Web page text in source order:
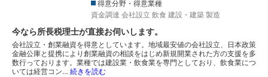
得意分野・得意業種
資金調達 会社設立 飲食 建設・建築 製造
今なら所長税理士が直接お伺いします。
会社設立・創業融資を得意としています。地域最安値の会社設立、日本政策
金融公庫と提携により創業融資の相談をはじめ新規開業された方の支援を多
数行っております。業種では建設業・飲食業を専門としており、飲食業につ
いては経営コン… 続きを読む